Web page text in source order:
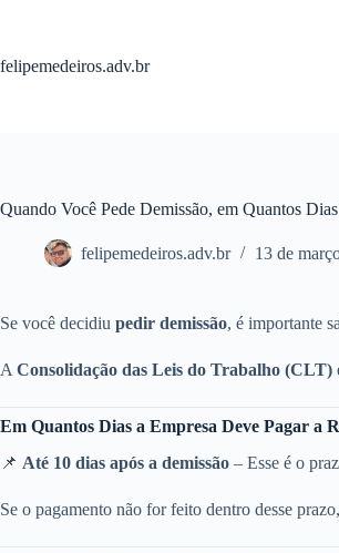
conteúdo
felipemedeiros.adv.br
Quando Você Pede Demissão, em Quantos
felipemedeiros.adv.br 13 de
Se você decidiu pedir demissão, é importante
A Consolidação das Leis do Trabalho (CLT)
Em Quantos Dias a Empresa Deve Pagar a
📌 Até 10 dias após a demissão – Esse é o
Se o pagamento não for feito dentro desse